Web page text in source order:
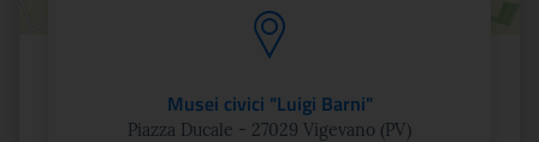
Musei civici "Luigi Barni"
Piazza Ducale - 27029 Vigevano (PV)